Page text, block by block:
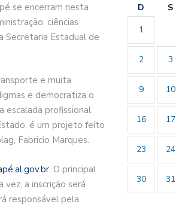
se encerram nesta
ciências
Secretaria Estadual de
e muita
e democratiza o
escalada profissional.
é um projeto feito
Fabricio Marques.
. O principal
a inscrição será
responsável pela
D S
1
2 3
9 10
16 17
23 24
30 31